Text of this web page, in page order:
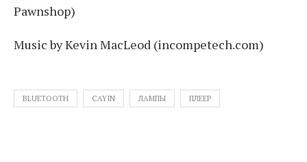
Pawnshop)
Music by Kevin MacLeod (incompetech.com)
BLUETOOTH CAYIN ЛАМПЫ ПЛЕЕР